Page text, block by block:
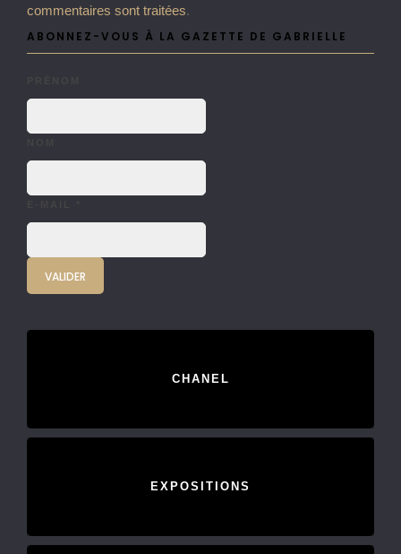
commentaires sont traitées.
ABONNEZ-VOUS À LA GAZETTE DE GABRIELLE
CHANEL
EXPOSITIONS